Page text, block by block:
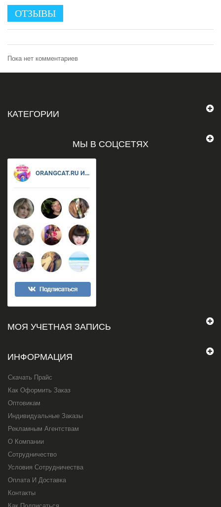
ОТЗЫВЫ
Пока нет комментариев
КАТЕГОРИИ
МЫ В СОЦСЕТЯХ
МОЯ УЧЕТНАЯ ЗАПИСЬ
ИНФОРМАЦИЯ
Скачать Прайс
Как Оформить Заказ
Оптовикам
Индивидуальные Заказы
Рекламным Агентствам
О Компании
Сотрудничество
Условия Сотрудничества
Оплата И Доставка
Контакты